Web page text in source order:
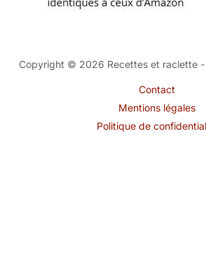
Copyright © 2026 Recettes et raclette -
Contact
Mentions légales
Politique de